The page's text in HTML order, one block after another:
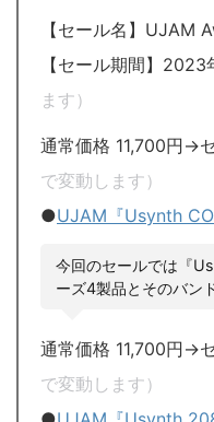
【セール名】UJAM
【セール期間】
ます）
通常価格 11,700円→
で変動します）
●UJAM『Usynth
今回のセールでは『
ーズ4製品とそのバン
通常価格 11,700円→
で変動します）